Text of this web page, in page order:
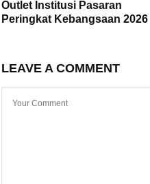
Outlet Institusi Pasaran
Peringkat Kebangsaan 2026
LEAVE A COMMENT